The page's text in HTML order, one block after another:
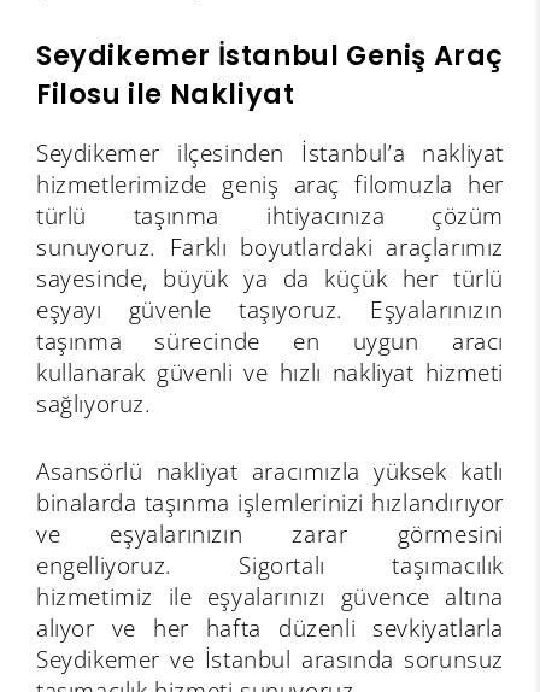
Seydikemer İstanbul Geniş Araç
Filosu ile Nakliyat
Seydikemer ilçesinden İstanbul’a nakliyat
hizmetlerimizde geniş araç filomuzla her
türlü taşınma ihtiyacınıza çözüm
sunuyoruz. Farklı boyutlardaki araçlarımız
sayesinde, büyük ya da küçük her türlü
eşyayı güvenle taşıyoruz. Eşyalarınızın
taşınma sürecinde en uygun aracı
kullanarak güvenli ve hızlı nakliyat hizmeti
sağlıyoruz.
Asansörlü nakliyat aracımızla yüksek katlı
binalarda taşınma işlemlerinizi hızlandırıyor
ve eşyalarınızın zarar görmesini
engelliyoruz. Sigortalı taşımacılık
hizmetimiz ile eşyalarınızı güvence altına
alıyor ve her hafta düzenli sevkiyatlarla
Seydikemer ve İstanbul arasında sorunsuz